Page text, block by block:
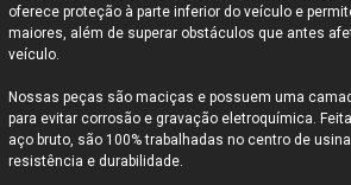
oferece proteção à parte inferior do veículo e
maiores, além de superar obstáculos que antes
veículo.
Nossas peças são maciças e possuem uma
para evitar corrosão e gravação eletroquímica.
aço bruto, são 100% trabalhadas no centro de
resistência e durabilidade.